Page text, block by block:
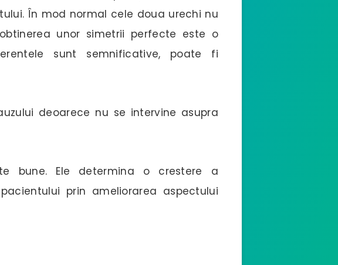
În mod normal cele doua urechi nu
unor simetrii perfecte este o
sunt semnificative, poate fi
deoarece nu se intervine asupra
bune. Ele determina o crestere a
prin ameliorarea aspectului